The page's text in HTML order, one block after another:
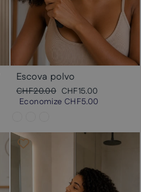
Escova polvo
Preço
normal
CHF20.00 Preço
promocional
CHF15.00
EconomizeCHF5.00